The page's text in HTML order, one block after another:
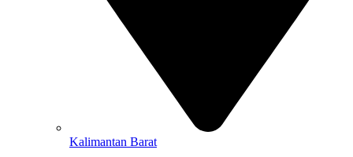
Kalimantan Barat